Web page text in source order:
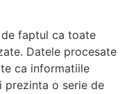
faptul ca toate
Datele procesate
ca informatiile
prezinta o serie de